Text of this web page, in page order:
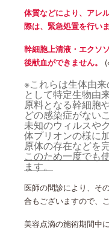
体質などにより、アレ
際は、緊急処置を行いま
幹細胞上清液・エクソ
後献血ができません。
※これらは生体由
として特定生物由
原料となる幹細胞
どの感染症がない
未知のウィルスや
体プリオンの様に
原体の存在などを
このため一度でも
ます。
医師の問診により、そ
合もございますので、
美容点滴の施術期間中